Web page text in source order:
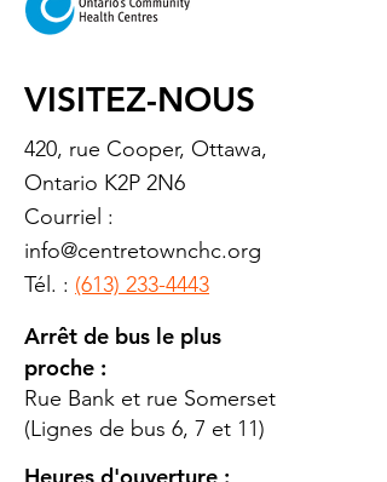
VISITEZ-NOUS
420, rue Cooper, Ottawa,
Ontario K2P 2N6
Courriel :
info@centretownchc.org
Tél. : (613) 233-4443
Arrêt de bus le plus
proche :
Rue Bank et rue Somerset
(Lignes de bus 6, 7 et 11)